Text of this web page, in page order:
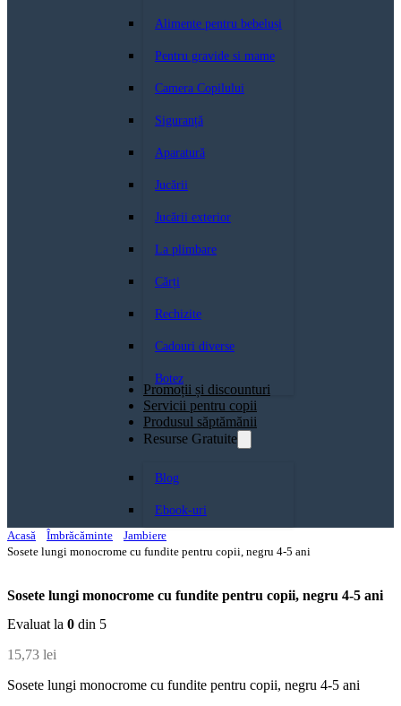
Alimente pentru bebeluși
Pentru gravide si mame
Camera Copilului
Siguranță
Aparatură
Jucării
Jucării exterior
La plimbare
Cărți
Rechizite
Cadouri diverse
Botez
Promoții și discounturi
Servicii pentru copii
Produsul săptămănii
Resurse Gratuite
Blog
Ebook-uri
Acasă
Îmbrăcăminte
Jambiere
Sosete lungi monocrome cu fundite pentru copii, negru 4-5 ani
Sosete lungi monocrome cu fundite pentru copii, negru 4-5 ani
Evaluat la 0 din 5
15,73 lei
Sosete lungi monocrome cu fundite pentru copii, negru 4-5 ani